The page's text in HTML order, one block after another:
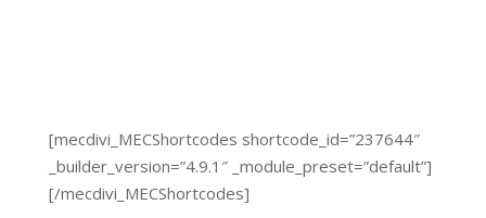
[mecdivi_MECShortcodes shortcode_id=”237644″
_builder_version=”4.9.1″ _module_preset=”default”]
[/mecdivi_MECShortcodes]